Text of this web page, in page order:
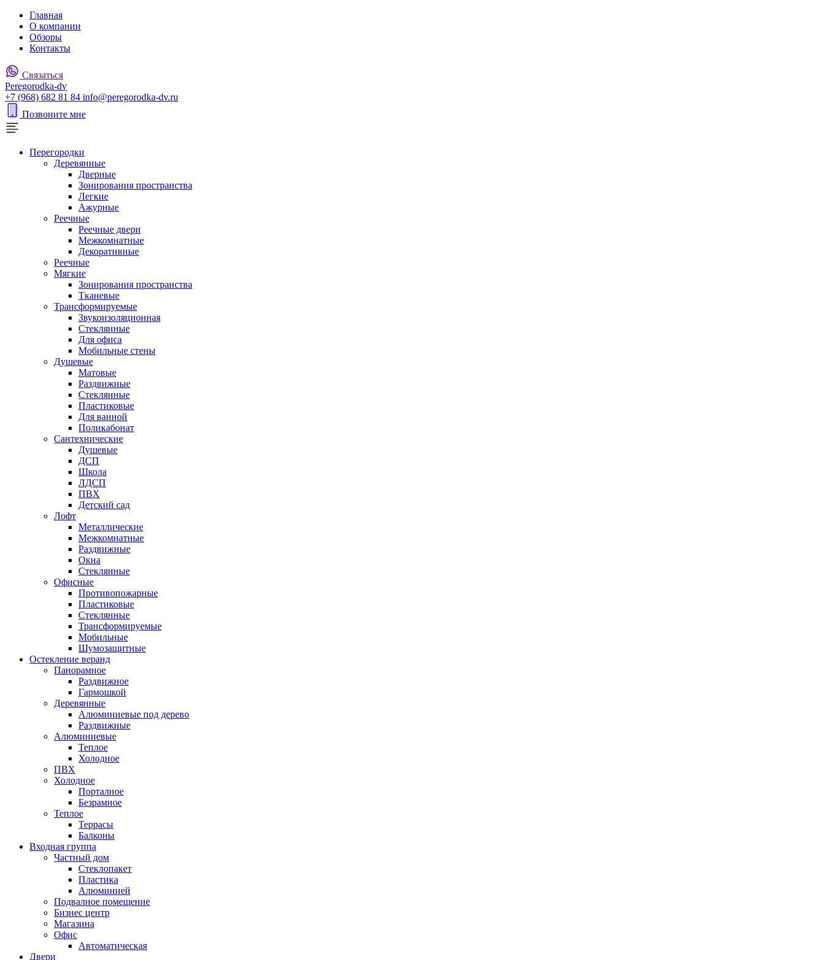
Главная
О компании
Обзоры
Контакты
Связаться
Peregorodka-dv
+7 (968) 682 81 84 info@peregorodka-dv.ru
Позвоните мне
Перегородки
Деревянные
Дверные
Зонирования пространства
Легкие
Ажурные
Реечные
Реечные двери
Межкомнатные
Декоративные
Реечные
Мягкие
Зонирования пространства
Тканевые
Трансформируемые
Звукоизоляционная
Стеклянные
Для офиса
Мобильные стены
Душевые
Матовые
Раздвижные
Стеклянные
Пластиковые
Для ванной
Поликабонат
Сантехнические
Душевые
ДСП
Школа
ЛДСП
ПВХ
Детский сад
Лофт
Металлические
Межкомнатные
Раздвижные
Окна
Стеклянные
Офисные
Противопожарные
Пластиковые
Стеклянные
Трансформируемые
Мобильные
Шумозащитные
Остекление веранд
Панорамное
Раздвижное
Гармошкой
Деревянные
Алюминиевые под дерево
Раздвижные
Алюминиевые
Теплое
Холодное
ПВХ
Холодное
Порталное
Безрамное
Теплое
Террасы
Балконы
Входная группа
Частный дом
Стеклопакет
Пластика
Алюминией
Подвалное помещение
Бизнес центр
Магазина
Офис
Автоматическая
Двери